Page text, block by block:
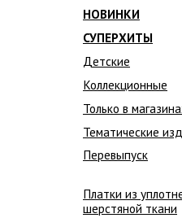
НОВИНКИ
СУПЕРХИТЫ
Детские
Коллекционные
Только в
Тематические
Перевыпуск
Платки из
шерстяной ткани